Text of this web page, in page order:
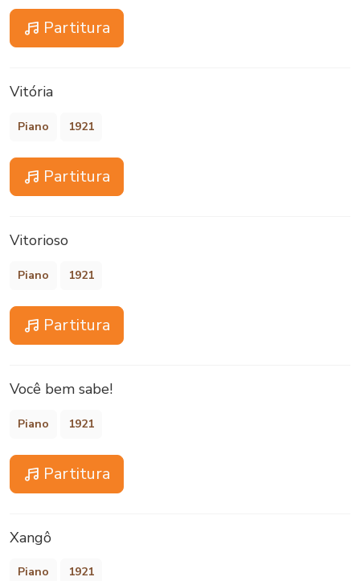
Partitura
Vitória
Piano 1921
Partitura
Vitorioso
Piano 1921
Partitura
Você bem sabe!
Piano 1921
Partitura
Xangô
Piano 1921